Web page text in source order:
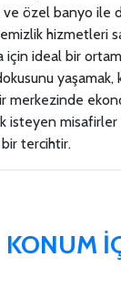
özel banyo ile
hizmetleri
için ideal bir
merkezinde
isteyen
tercihtir.
KONUM